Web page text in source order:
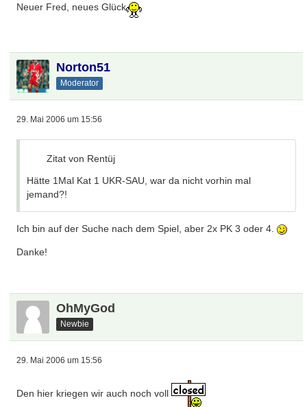
Neuer Fred, neues Glück
Norton51
Moderator
29. Mai 2006 um 15:56
Zitat von Rentüj
Hätte 1Mal Kat 1 UKR-SAU, war da nicht vorhin mal
jemand?!
Ich bin auf der Suche nach dem Spiel, aber 2x PK 3 oder 4.
Danke!
OhMyGod
Newbie
29. Mai 2006 um 15:56
Den hier kriegen wir auch noch voll